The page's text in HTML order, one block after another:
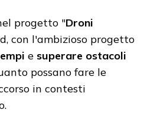
progetto "Droni
con l'ambizioso progetto
e superare ostacoli
possano fare le
in contesti